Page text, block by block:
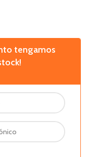
tengamos